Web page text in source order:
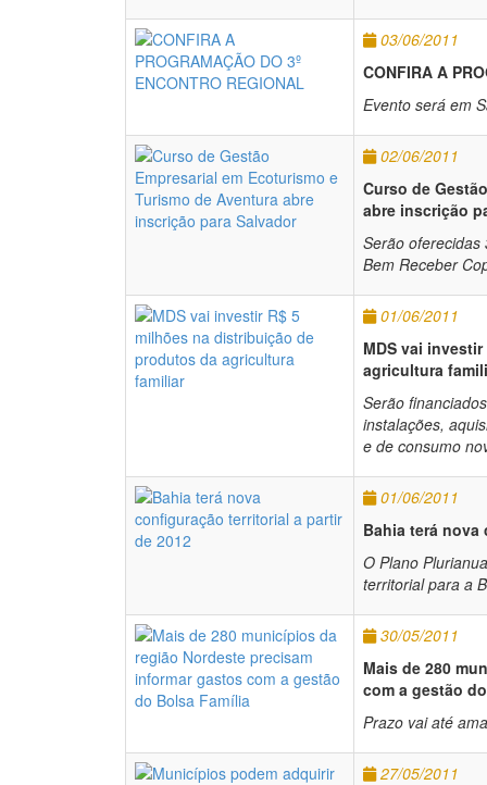
03/06/2011
CONFIRA A
Evento será em
02/06/2011
Curso de
abre inscrição
Serão
Bem Receber
01/06/2011
MDS vai
agricultura
Serão
instalações,
e de consumo
01/06/2011
Bahia terá
O Plano
territorial para a
30/05/2011
Mais de 280
com a gestão
Prazo vai até
27/05/2011